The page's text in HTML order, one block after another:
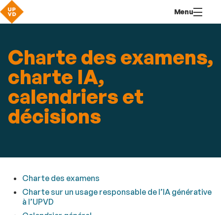
contenu
Menu
Charte des examens,
charte IA,
calendriers et
décisions
Charte des examens
Charte sur un usage responsable de l’IA générative
à l’UPVD